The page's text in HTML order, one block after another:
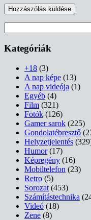
Kategóriák
+18 (3)
A nap képe (13)
A nap videója (1)
Egyéb (4)
Film (321)
Fotók (126)
Gamer sarok (225)
Gondolatébresztő
Helyzetjelentés
Humor(17)
Képregény (16)
Mobiltelefon (23)
Retro (5)
Sorozat (453)
Számítástechnika
Videó (18)
Zene (8)